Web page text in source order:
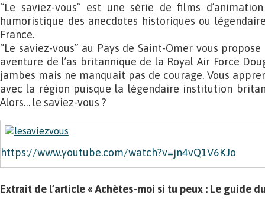
“Le saviez-vous” est une série de films
humoristique des anecdotes historiques ou
France.
“Le saviez-vous” au Pays de Saint-Omer vous
aventure de l’as britannique de la Royal Air Force
jambes mais ne manquait pas de courage. Vous
avec la région puisque la légendaire institution
Alors… le saviez-vous ?
https://www.youtube.com/watch?v=jn4vQ1V6KJo
Extrait de l’article « Achètes-moi si tu peux : Le guide